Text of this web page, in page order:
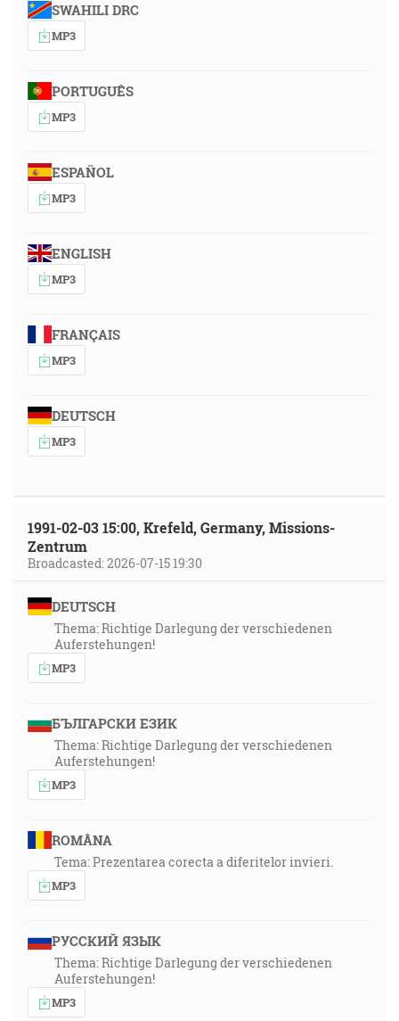
SWAHILI DRC
MP3
PORTUGUÊS
MP3
ESPAÑOL
MP3
ENGLISH
MP3
FRANÇAIS
MP3
DEUTSCH
MP3
1991-02-03 15:00, Krefeld, Germany, Missions-
Zentrum
Broadcasted: 2026-07-15 19:30
DEUTSCH
Thema: Richtige Darlegung der verschiedenen
Auferstehungen!
MP3
БЪЛГАРСКИ ЕЗИК
Thema: Richtige Darlegung der verschiedenen
Auferstehungen!
MP3
ROMÂNA
Tema: Prezentarea corecta a diferitelor invieri.
MP3
РУССКИЙ ЯЗЫК
Thema: Richtige Darlegung der verschiedenen
Auferstehungen!
MP3